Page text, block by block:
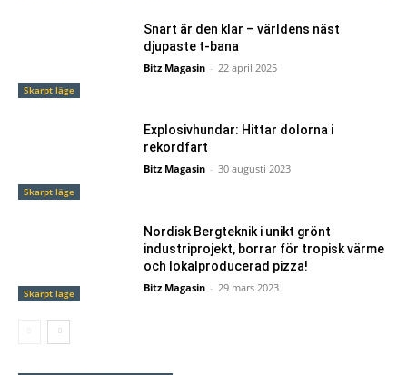
Skarpt läge
Snart är den klar – världens näst
djupaste t-bana
Bitz Magasin - 22 april 2025
Skarpt läge
Explosivhundar: Hittar dolorna i
rekordfart
Bitz Magasin - 30 augusti 2023
Skarpt läge
Nordisk Bergteknik i unikt grönt
industriprojekt, borrar för tropisk värme
och lokalproducerad pizza!
Bitz Magasin - 29 mars 2023